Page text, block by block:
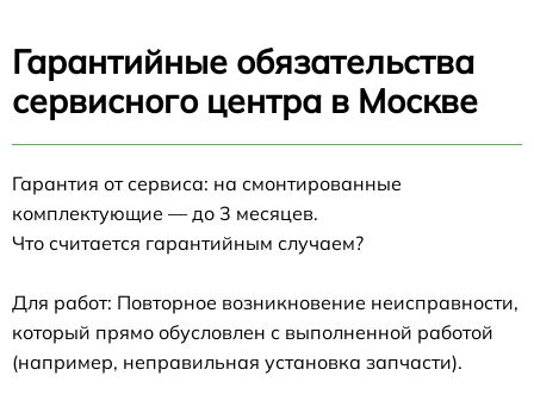
Гарантийные обязательства
сервисного центра в Москве
Гарантия от сервиса: на смонтированные
комплектующие — до 3 месяцев.
Что считается гарантийным случаем?
Для работ: Повторное возникновение неисправности,
который прямо обусловлен с выполненной работой
(например, неправильная установка запчасти).